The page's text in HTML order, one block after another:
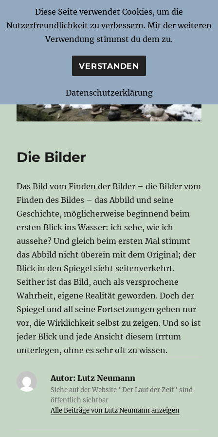
Notizen zur Nacht
Die Bilder
Das Bild vom Finden der Bilder – die Bilder vom
Finden des Bildes – das Abbild und seine
Geschichte, möglicherweise beginnend beim
ersten Blick ins Wasser: ich sehe, wie ich
aussehe? Und gleich beim ersten Mal stimmt
das Abbild nicht überein mit dem Original; der
Blick in den Spiegel sieht seitenverkehrt.
Seither ist das Bild, auch als versprochene
Wahrheit, eigene Realität geworden. Doch der
Spiegel und all seine Fortsetzungen geben nur
vor, die Wirklichkeit selbst zu zeigen. Und so ist
jeder Blick und jede Ansicht diesem Irrtum
unterlegen, ohne es sehr oft zu wissen.
Autor: Lutz Neumann
Siehe auf der Website "Der Lauf der Zeit" sind
öffentlich sichtbar
Alle Beiträge von Lutz Neumann anzeigen
Diese Seite verwendet Cookies, um die
Nutzerfreundlichkeit zu verbessern. Mit der weiteren
Verwendung stimmst du dem zu.
VERSTANDEN
Datenschutzerklärung